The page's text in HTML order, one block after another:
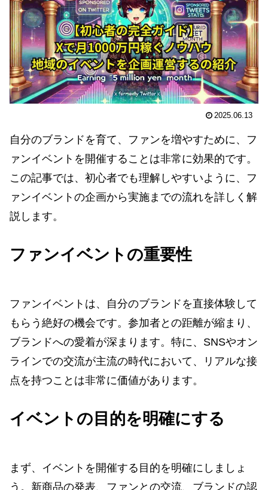
2025.06.13
自分のブランドを育て、ファンを増やすために、フ
ァンイベントを開催することは非常に効果的です。
この記事では、初心者でも理解しやすいように、フ
ァンイベントの企画から実施までの流れを詳しく解
説します。
ファンイベントの重要性
ファンイベントは、自分のブランドを直接体験して
もらう絶好の機会です。参加者との距離が縮まり、
ブランドへの愛着が深まります。特に、SNSやオン
ラインでの交流が主流の時代において、リアルな接
点を持つことは非常に価値があります。
イベントの目的を明確にする
まず、イベントを開催する目的を明確にしましょ
う。新商品の発表、ファンとの交流、ブランドの認